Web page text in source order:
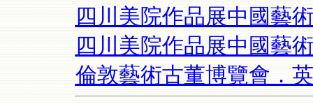
四川美院作品展中國藝
四川美院作品展中國藝
倫敦藝術古董博覽會．